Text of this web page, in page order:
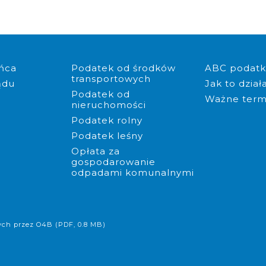
do złożenia w Urzędzie
Możliwość złożenia dokumentów online
Podatek od środków
transportowych
Podatek od
nieruchomości
Podatek rolny
Podatek leśny
Opłata za
gospodarowanie
odpadami komunalnymi
Możliwość
ABC
Jak to
Ważne
przez O4B (PDF, 0.8 MB)